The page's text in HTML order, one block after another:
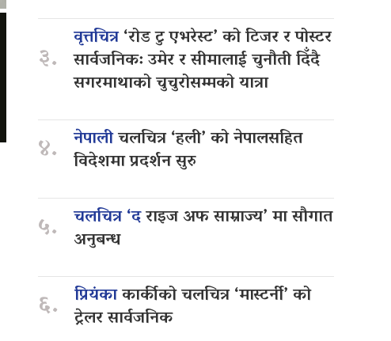
३.
वृत्तचित्र‘रोड टु एभरेस्ट’ को टिजर र पोस्टर
सार्वजनिक: उमेर र सीमालाई चुनौती दिँदै
सगरमाथाको चुचुरोसम्मको यात्रा
४. नेपालीचलचित्र ‘हली’ को नेपालसहित
विदेशमा प्रदर्शन सुरु
५. चलचित्र ‘दराइज अफ साम्राज्य’ मा सौगात
अनुबन्ध
६. प्रियंकाकार्कीको चलचित्र ‘मास्टर्नी’ को
ट्रेलर सार्वजनिक